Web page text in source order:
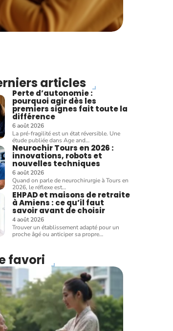
articles
Perte d’autonomie :
pourquoi agir dès les
premiers signes fait toute la
différence
6 août 2026
La pré-fragilité est un état réversible. Une
étude publiée dans Age and…
Neurochir Tours en 2026 :
innovations, robots et
nouvelles techniques
6 août 2026
Quand on parle de neurochirurgie à Tours en
2026, le réflexe est…
EHPAD et maisons de retraite
à Amiens : ce qu’il faut
savoir avant de choisir
4 août 2026
Trouver un établissement adapté pour un
proche âgé ou anticiper sa propre…
favori